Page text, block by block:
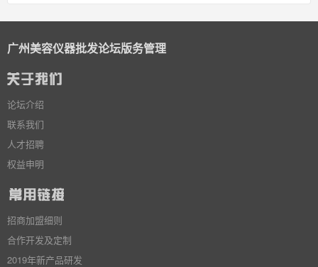
广州美容仪器批发论坛版务管理
论坛介绍
联系我们
人才招聘
权益申明
招商加盟细则
合作开发及定制
2019年新产品研发